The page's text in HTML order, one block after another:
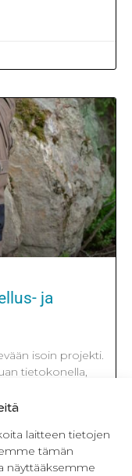
laitteen tietojen
tämän
näyttääksemme
ja
isoin projekti.
tietokonella,
täytyy tehdä
enemmän.
ihan
Iso kiitos